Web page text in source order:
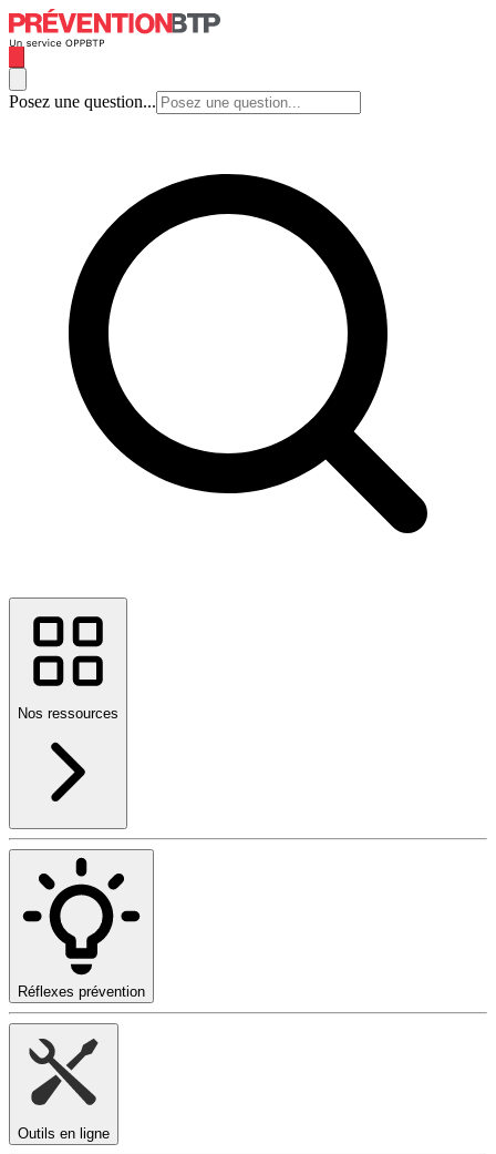
Posez une question...
Nos ressources
Réflexes prévention
Outils en ligne